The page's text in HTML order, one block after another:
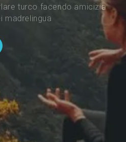
turco facendo amicizia
madrelingua